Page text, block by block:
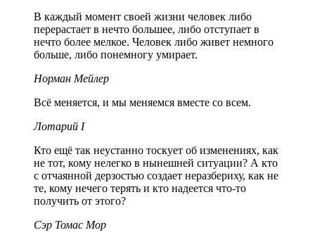
В каждый момент своей жизни человек либо
перерастает в нечто большее, либо отступает в
нечто более мелкое. Человек либо живет немного
больше, либо понемногу умирает.
Норман Мейлер
Всё меняется, и мы меняемся вместе со всем.
Лотарий І
Кто ещё так неустанно тоскует об изменениях, как
не тот, кому нелегко в нынешней ситуации? А кто
с отчаянной дерзостью создает неразбериху, как не
те, кому нечего терять и кто надеется что-то
получить от этого?
Сэр Томас Мор